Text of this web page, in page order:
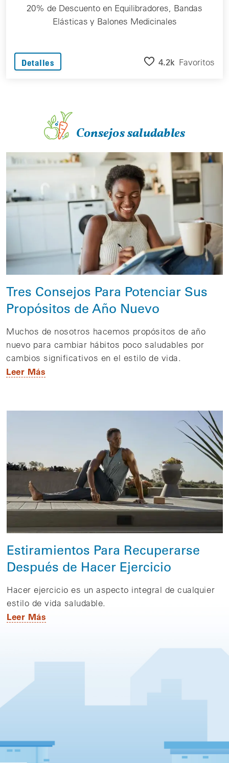
20% de Descuento en Equilibradores, Bandas
Elásticas y Balones Medicinales
Detalles 4.2k Favoritos
Consejos saludables
Tres Consejos Para Potenciar Sus
Propósitos de Año Nuevo
Muchos de nosotros hacemos propósitos de año
nuevo para cambiar hábitos poco saludables por
cambios significativos en el estilo de vida.
Leer Más
Estiramientos Para Recuperarse
Después de Hacer Ejercicio
Hacer ejercicio es un aspecto integral de cualquier
estilo de vida saludable.
Leer Más